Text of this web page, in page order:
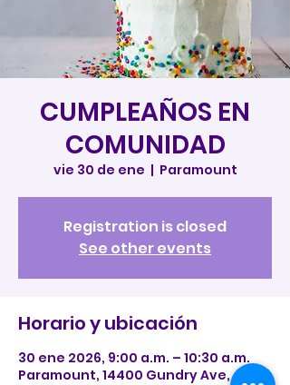
CUMPLEAÑOS EN
COMUNIDAD
vie 30 de ene
  |
Paramount
Registration is closed
See other events
Horario y ubicación
30 ene 2026, 9:00 a.m. – 10:30 a.m.
Paramount, 14400 Gundry Ave,